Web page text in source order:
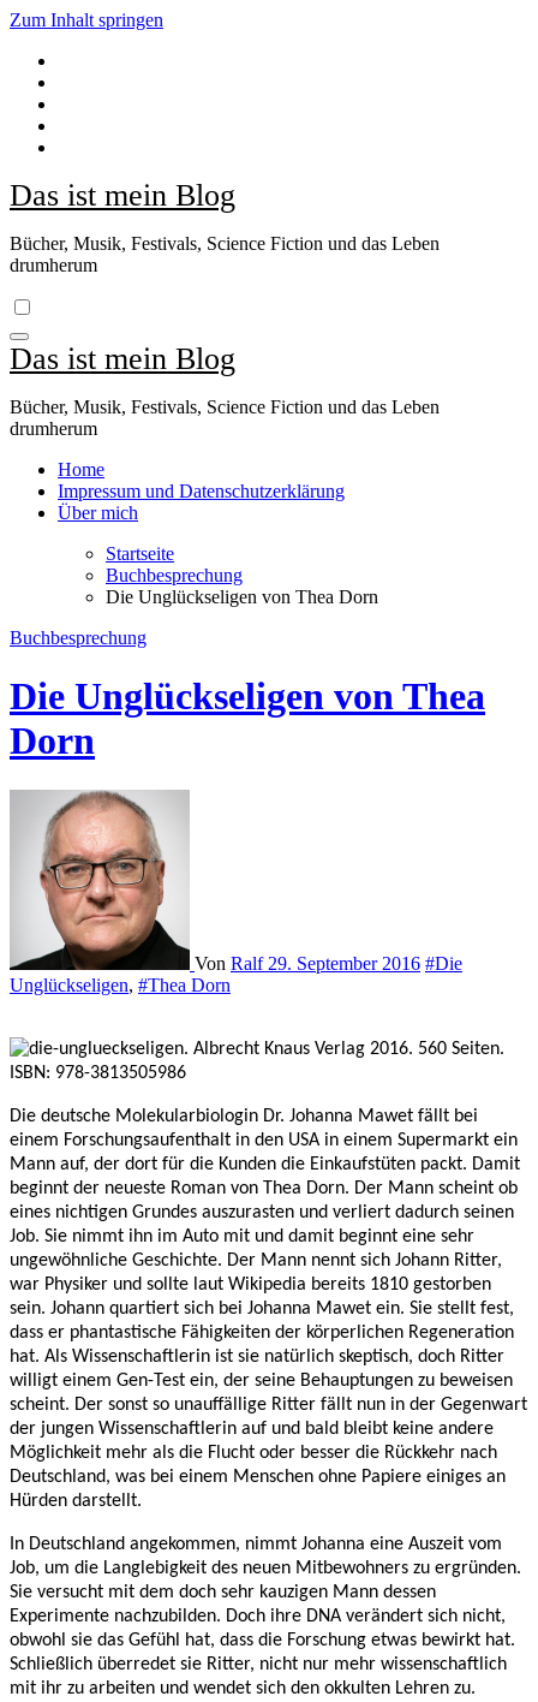
Zum Inhalt springen
Das ist mein Blog
Bücher, Musik, Festivals, Science Fiction und das Leben
drumherum
Das ist mein Blog
Bücher, Musik, Festivals, Science Fiction und das Leben
drumherum
Home
Impressum und Datenschutzerklärung
Über mich
Startseite
Buchbesprechung
Die Unglückseligen von Thea Dorn
Buchbesprechung
Die Unglückseligen von Thea
Dorn
Von Ralf 29. September 2016 #Die
Unglückseligen, #Thea Dorn
. Albrecht Knaus Verlag 2016. 560 Seiten.
ISBN: 978-3813505986
Die deutsche Molekularbiologin Dr. Johanna Mawet fällt bei
einem Forschungsaufenthalt in den USA in einem Supermarkt ein
Mann auf, der dort für die Kunden die Einkaufstüten packt. Damit
beginnt der neueste Roman von Thea Dorn. Der Mann scheint ob
eines nichtigen Grundes auszurasten und verliert dadurch seinen
Job. Sie nimmt ihn im Auto mit und damit beginnt eine sehr
ungewöhnliche Geschichte. Der Mann nennt sich Johann Ritter,
war Physiker und sollte laut Wikipedia bereits 1810 gestorben
sein. Johann quartiert sich bei Johanna Mawet ein. Sie stellt fest,
dass er phantastische Fähigkeiten der körperlichen Regeneration
hat. Als Wissenschaftlerin ist sie natürlich skeptisch, doch Ritter
willigt einem Gen-Test ein, der seine Behauptungen zu beweisen
scheint. Der sonst so unauffällige Ritter fällt nun in der Gegenwart
der jungen Wissenschaftlerin auf und bald bleibt keine andere
Möglichkeit mehr als die Flucht oder besser die Rückkehr nach
Deutschland, was bei einem Menschen ohne Papiere einiges an
Hürden darstellt.
In Deutschland angekommen, nimmt Johanna eine Auszeit vom
Job, um die Langlebigkeit des neuen Mitbewohners zu ergründen.
Sie versucht mit dem doch sehr kauzigen Mann dessen
Experimente nachzubilden. Doch ihre DNA verändert sich nicht,
obwohl sie das Gefühl hat, dass die Forschung etwas bewirkt hat.
Schließlich überredet sie Ritter, nicht nur mehr wissenschaftlich
mit ihr zu arbeiten und wendet sich den okkulten Lehren zu.